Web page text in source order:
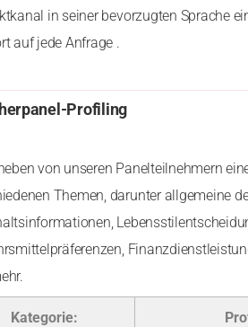
in seiner bevorzugten Sprache
auf jede Anfrage .
Profiling
von unseren Panelteilnehmern
Themen, darunter allgemeine
Kategorie: